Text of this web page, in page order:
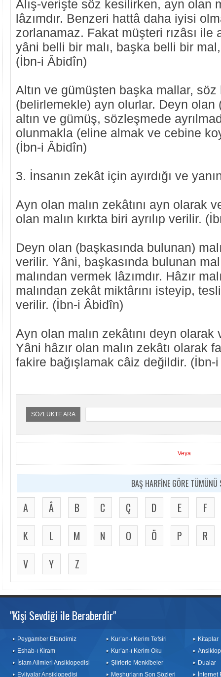
Alış-verişte söz kesilirken, ayn olan
lâzımdır. Benzeri hattâ daha iyisi
zorlanamaz. Fakat müşteri rızâsı ile
yâni belli bir malı, başka belli bir
(İbn-i Âbidîn)
Altın ve gümüşten başka mallar,
(belirlemekle) ayn olurlar. Deyn olan
altın ve gümüş, sözleşmede
olunmakla (eline almak ve cebine
(İbn-i Âbidîn)
3. İnsanın zekât için ayırdığı ve
Ayn olan malın zekâtını ayn olarak
olan malın kırkta biri ayrılıp verilir.
Deyn olan (başkasında bulunan)
verilir. Yâni, başkasında bulunan
malından vermek lâzımdır. Hâzır
malından zekât miktârını isteyip,
verilir. (İbn-i Âbidîn)
Ayn olan malın zekâtını deyn
Yâni hâzır olan malın zekâtı olarak
fakire bağışlamak câiz değildir. (İbn-
SÖZLÜKTE ARA
Veya
BAŞ HARFİNE GÖRE TÜMÜNÜ
A Â B C Ç D E
F
K
L M N O Ö P
R
V
Y Z
"Kişi Sevdiği ile Beraberdir"
Peygamber Efendimiz
Eshab-ı Kiram
İslam Alimleri Ansiklopedisi
Evliyalar Ansiklopedisi
Kur’an-ı Kerim Tefsiri
Kur’an-ı Kerim Oku
Şiirlerle Menkîbeler
Meşhurların Son Sözleri
Kitaplar
Dualar
İnternet